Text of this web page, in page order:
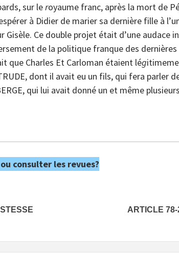
sur leroyaume franc, après la mort de
à Didier de marier sa dernière fille à
Gisèle. Ce double projet était d’une audace
de la politique franque des
que Charles Et Carloman étaient lég
dont il avait eu un fils, qui fera parler
qui lui avait donné un et même
consulter les revues?
ARTICLE